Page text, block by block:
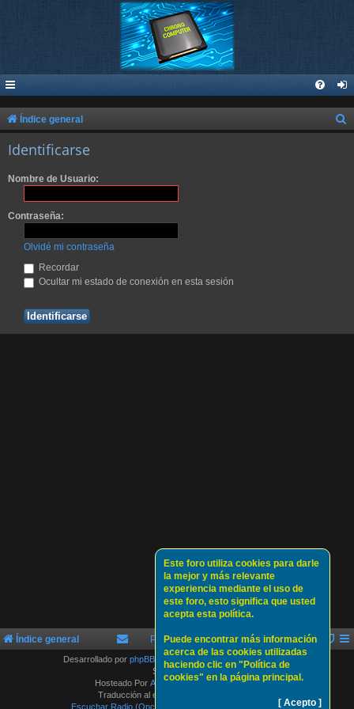
Índice general
Identificarse
Nombre de Usuario:
Contraseña:
Olvidé mi contraseña
Recordar
Ocultar mi estado de conexión en esta sesión
Este foro utiliza cookies para darle
la mejor y más relevante
experiencia mediante el uso de
este foro, esto significa que usted
acepta esta política.
Puede encontrar más información
acerca de las cookies utilizadas
haciendo clic en "Política de
cookies" en la página principal.
[ Acepto ]
Índice general Sobre nosotros
Política de Cookies
Desarrollado por phpBB ® Forum Software © phpBB Limited
Style byArty
Hosteado Por ATLAS-SERVER HOSTING.
Traducción al español por
Escuchar Radio (Opción 1)
Escuchar Radio (Opción 2)